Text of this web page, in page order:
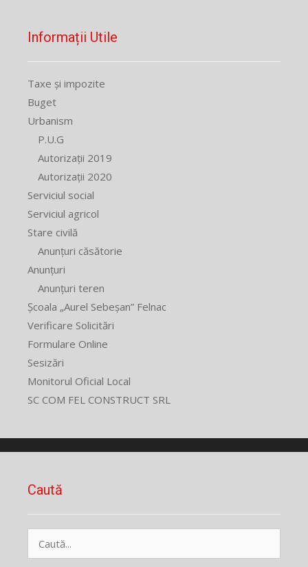
Informații Utile
Taxe și impozite
Buget
Urbanism
P.U.G
Autorizații 2019
Autorizații 2020
Serviciul social
Serviciul agricol
Stare civilă
Anunțuri căsătorie
Anunțuri
Anunțuri teren
Școala „Aurel Sebeșan” Felnac
Verificare Solicitări
Formulare Online
Sesizări
Monitorul Oficial Local
SC COM FEL CONSTRUCT SRL
Caută
după: